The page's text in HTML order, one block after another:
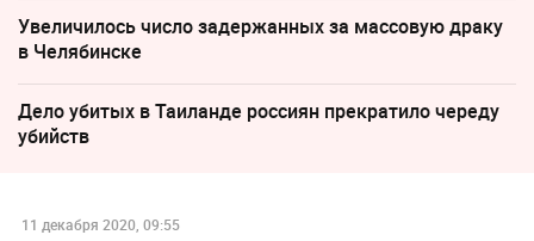
Увеличилось число задержанных за массовую драку
в Челябинске
Дело убитых в Таиланде россиян прекратило череду
убийств
11 декабря 2020, 09:55